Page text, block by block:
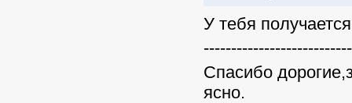
У тебя
Спасибо
ясно.